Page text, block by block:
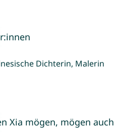
Dichterin, Malerin
Xia mögen, mögen auch